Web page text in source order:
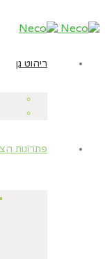
ריהוט גן
פתרונות